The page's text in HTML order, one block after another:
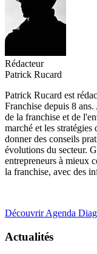
Rédacteur
Patrick Rucard
Patrick Rucard est
Franchise depuis 8
de la franchise et de
marché et les
donner des conseils
évolutions du secteur.
entrepreneurs à mieux
la franchise, avec des
Découvrir Agenda
Actualités